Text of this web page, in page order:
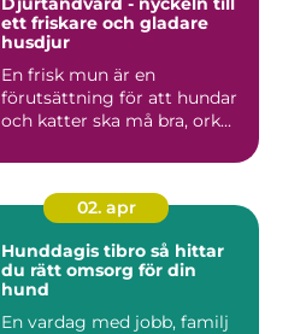
ett friskare och gladare
husdjur
En frisk mun är en
förutsättning för att hundar
och katter ska må bra, ork...
02. apr
Hunddagis tibro så hittar
du rätt omsorg för din
hund
En vardag med jobb, familj